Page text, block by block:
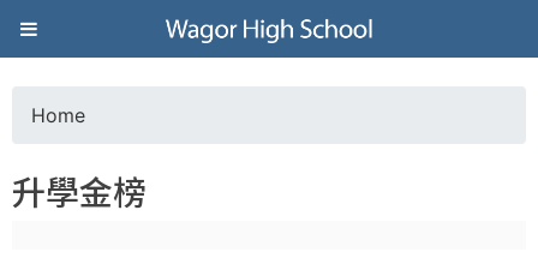
Jump to navigation
葳
格
高
o
Home
升學金榜